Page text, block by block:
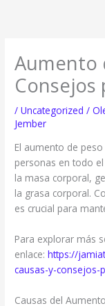
Aumento
Consejos
/Uncategorized /
Jember
El aumento de
personas en todo
la masa corporal,
la grasa corporal.
es crucial para
Para explorar más
enlace:https://
causas-y-
Causas del